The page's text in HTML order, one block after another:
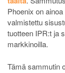
Phoenix on
valmistettu
tuotteen IPR:t ja
markkinoilla.
Tämä sammutin